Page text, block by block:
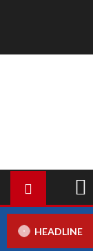
HEADLINE